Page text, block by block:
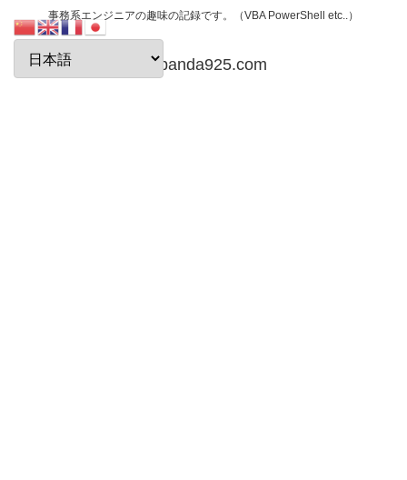
事務系エンジニアの趣味の記録です。（VBA PowerShell etc..）
papanda925.com